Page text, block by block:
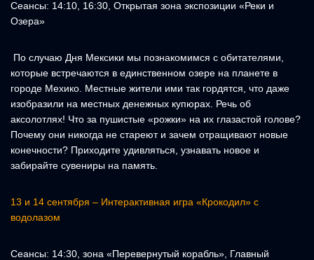
Сеансы: 14:10, 16:30, Открытая зона экспозиции «Реки и
Озера»
По случаю Дня Мексики мы познакомимся с обитателями,
которые встречаются в единственном озере на планете в
городе Мехико. Местные жители ими так гордятся, что даже
изобразили на местных денежных купюрах. Речь об
аксолотлях! Что за пушистые «рожки» на их глазастой голове?
Почему они никогда не стареют и зачем отращивают новые
конечности? Приходите удивляться, узнавать новое и
забирайте сувениры на память.
13 и 14 сентября – Интерактивная игра «Крокодил» с
водолазом
Сеансы: 14:30, зона «Перевернутый корабль», Главный